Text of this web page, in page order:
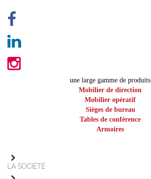
une large gamme de produits
Mobilier de direction
Mobilier opératif
Sièges de bureau
Tables de conférence
Armoires
LA SOCIÉTÉ